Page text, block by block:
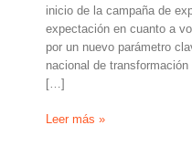
inicio de la campaña de
expectación en cuanto a
por un nuevo parámetro
nacional de
[…]
Howaida
Leer más »